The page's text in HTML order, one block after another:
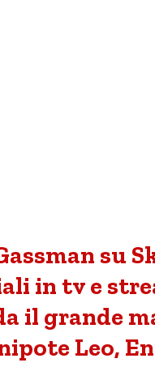
su
in tv e
il grande
Leo,